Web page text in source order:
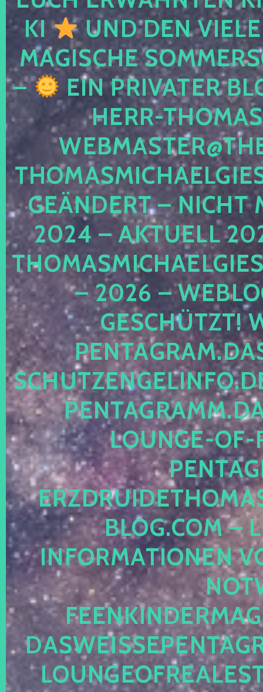
KI
UND DEN
MAGISCHE
–
EIN PRIVATER
HERR-
GEÄNDERT – NICHT
2024 – AKTUELL
– 2026 –
ESCHÜTZT!
OUNGE-OF-
LOG.COM –
NFORMATIONEN